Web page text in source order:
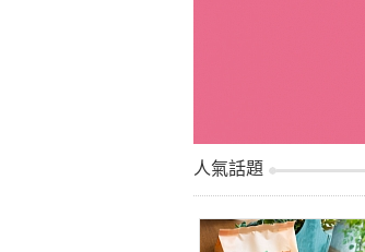
人氣話題